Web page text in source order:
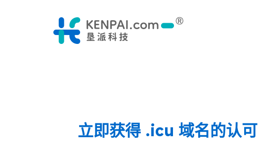
立即获得 .icu 域名的认可